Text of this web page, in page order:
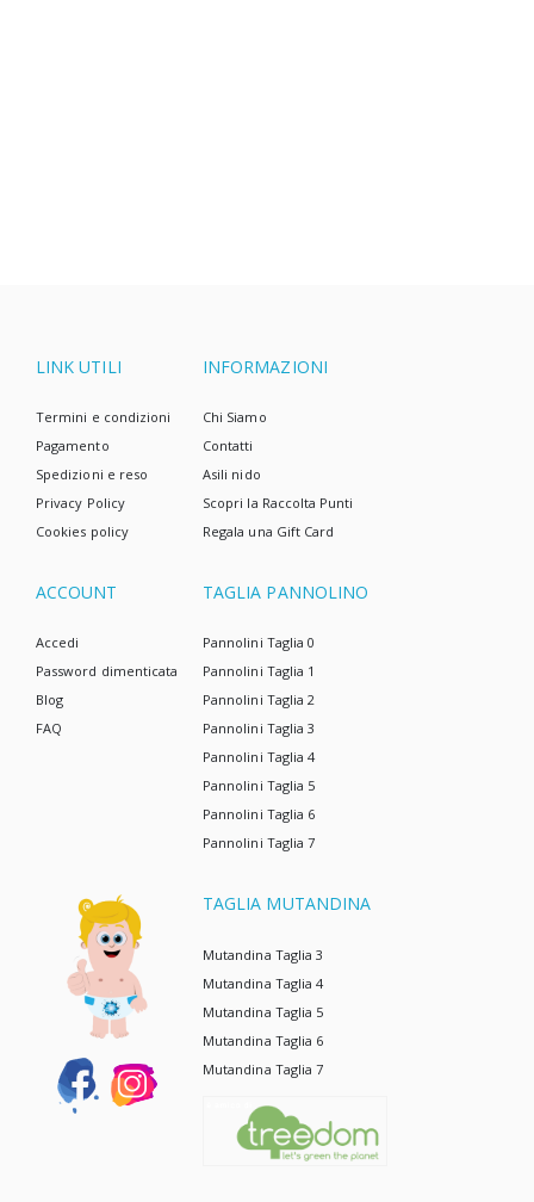
cura con cosmetici impropri e dell'uso di
LINK UTILI
Termini e condizioni
Pagamento
Spedizioni e reso
Privacy Policy
Cookies policy
INFORMAZIONI
Chi Siamo
Contatti
Asili nido
Scopri la Raccolta Punti
Regala una Gift Card
ACCOUNT
Accedi
Password dimenticata
Blog
FAQ
TAGLIA PANNOLINO
Pannolini Taglia 0
Pannolini Taglia 1
Pannolini Taglia 2
Pannolini Taglia 3
Pannolini Taglia 4
Pannolini Taglia 5
Pannolini Taglia 6
Pannolini Taglia 7
TAGLIA MUTANDINA
Mutandina Taglia 3
Mutandina Taglia 4
Mutandina Taglia 5
Mutandina Taglia 6
Mutandina Taglia 7